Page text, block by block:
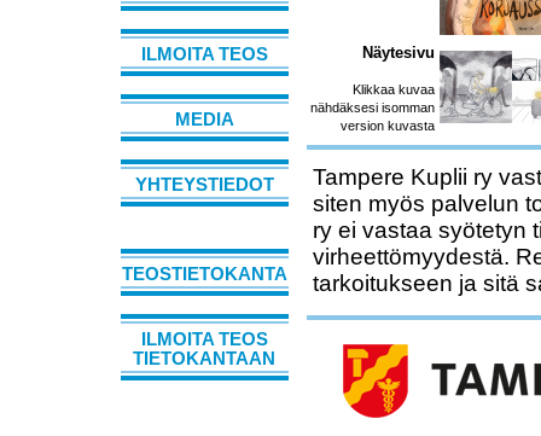
ILMOITA TEOS
MEDIA
YHTEYSTIEDOT
TEOSTIETOKANTA
ILMOITA TEOS
TIETOKANTAAN
Näytesivu
Klikkaa kuvaa
nähdäksesi isomman
version kuvasta
Tampere Kuplii ry
siten myös palvelun
ry ei vastaa syötetyn
virheettömyydestä.
tarkoitukseen ja sitä